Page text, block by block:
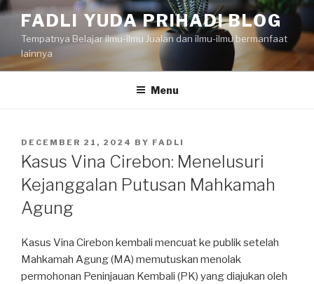
Skip
content
FADLI YUDA PRIHADI BLOG
Tempatnya Belajar ilmu-ilmu Jualan dan ilmu-ilmu bermanfaat
lainnya
Menu
POSTED
ON
DECEMBER 21, 2024 BY FADLI
Kasus Vina Cirebon: Menelusuri
Kejanggalan Putusan Mahkamah
Agung
Kasus Vina Cirebon kembali mencuat ke publik setelah
Mahkamah Agung (MA) memutuskan menolak
permohonan Peninjauan Kembali (PK) yang diajukan oleh